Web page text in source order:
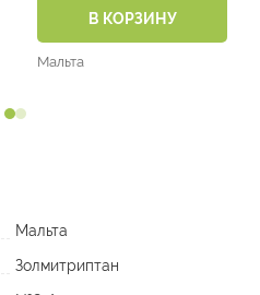
В КОРЗИНУ
Мальта
Мальта
Золмитриптан